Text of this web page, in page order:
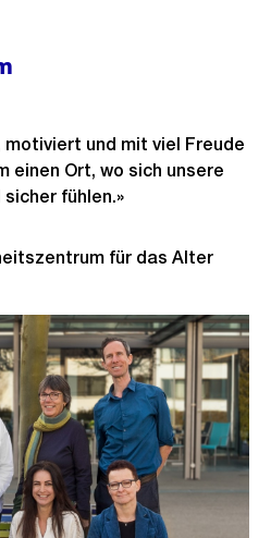
motiviert und mit viel Freude
einen Ort, wo sich unsere
fühlen.»
für das Alter